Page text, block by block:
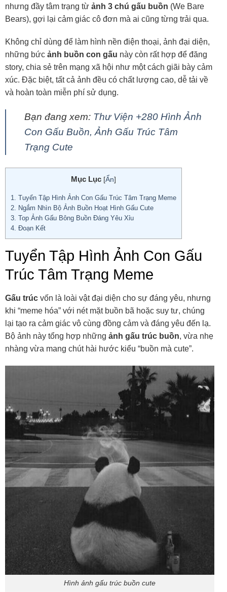
nhưng đầy tâm trạng từ ảnh 3 chú gấu buồn (We Bare
Bears), gợi lại cảm giác cô đơn mà ai cũng từng trải qua.
Không chỉ dùng để làm hình nền điện thoại, ảnh đại diện,
những bức ảnh buồn con gấu này còn rất hợp để đăng
story, chia sẻ trên mạng xã hội như một cách giãi bày cảm
xúc. Đặc biệt, tất cả ảnh đều có chất lượng cao, dễ tải về
và hoàn toàn miễn phí sử dụng.
Bạn đang xem: Thư Viện +280 Hình Ảnh
Con Gấu Buồn, Ảnh Gấu Trúc Tâm
Trạng Cute
Mục Lục [Ẩn]
1. Tuyển Tập Hình Ảnh Con Gấu Trúc Tâm Trạng Meme
2. Ngắm Nhìn Bộ Ảnh Buồn Hoạt Hình Gấu Cute
3. Top Ảnh Gấu Bông Buồn Đáng Yêu Xỉu
4. Đoạn Kết
Tuyển Tập Hình Ảnh Con Gấu
Trúc Tâm Trạng Meme
Gấu trúc vốn là loài vật đại diện cho sự đáng yêu, nhưng
khi “meme hóa” với nét mặt buồn bã hoặc suy tư, chúng
lại tạo ra cảm giác vô cùng đồng cảm và đáng yêu đến lạ.
Bộ ảnh này tổng hợp những ảnh gấu trúc buồn, vừa nhẹ
nhàng vừa mang chút hài hước kiểu “buồn mà cute”.
Hình ảnh gấu trúc buồn cute